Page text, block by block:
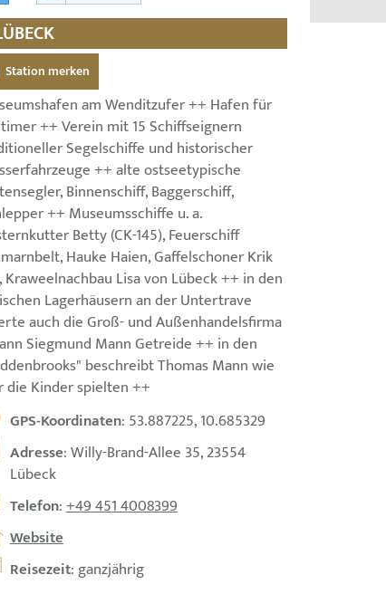
Station merken
am Wenditzufer ++ Hafen für
++ Verein mit 15 Schiffseignern
Segelschiffe und historischer
++ alte ostseetypische
Binnenschiff, Baggerschiff,
++ Museumsschiffe u. a.
Betty (CK-145), Feuerschiff
Hauke Haien, Gaffelschoner Krik
Kraweelnachbau Lisa von Lübeck ++ in den
Lagerhäusern an der Untertrave
auch die Groß- und Außenhandelsfirma
Siegmund Mann Getreide ++ in den
beschreibt Thomas Mann wie
die Kinder spielten ++
GPS-Koordinaten: 53.887225, 10.685329
Adresse: Willy-Brand-Allee 35, 23554
Lübeck
Telefon:+49 451 4008399
Website
Reisezeit: ganzjährig